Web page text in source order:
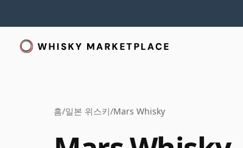
홈/일본 위스키/Mars Whisky